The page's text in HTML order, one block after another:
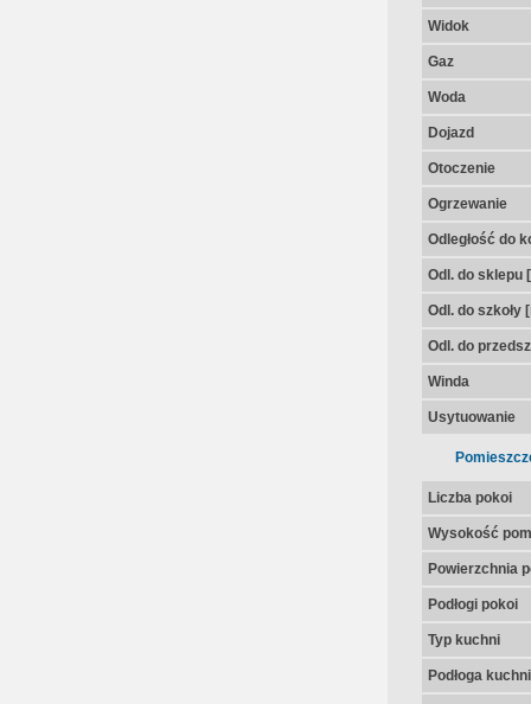
Widok
Gaz
Woda
Dojazd
Otoczenie
Ogrzewanie
Odległość do
Odl. do sklepu
Odl. do szkoły
Odl. do
Winda
Usytuowanie
Liczba pokoi
Wysokość
Powierzchnia
Podłogi pokoi
Typ kuchni
Podłoga kuchni